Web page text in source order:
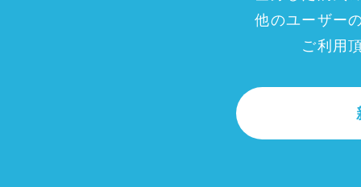
他のユーザー
ご利用